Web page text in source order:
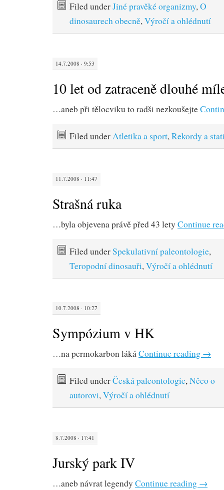
Filed underJiné pravěké organizmy,O
dinosaurech obecně,Výročí a ohlédnutí
14.7.2008 · 9:53
10 let od zatraceně dlouhé
…aneb při tělocviku to radši nezkoušejte
Filed underAtletika a sport,Rekordy a
11.7.2008 · 11:47
Strašná ruka
…byla objevena právě před 43 lety Continue
Filed underSpekulativní paleontologie,
Teropodní dinosauři, Výročí a ohlédnutí
10.7.2008 · 10:27
Sympózium v HK
…na permokarbon lákáContinue reading →
Filed underČeská paleontologie,Něco o
autorovi,Výročí a ohlédnutí
8.7.2008 · 17:41
Jurský park IV
…aneb návrat legendy Continue reading →